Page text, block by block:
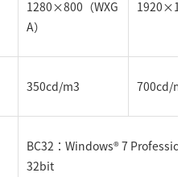
1280×800（WXG
A）
350cd/m3 700cd/m3
BC32：Windows® 7
32bit